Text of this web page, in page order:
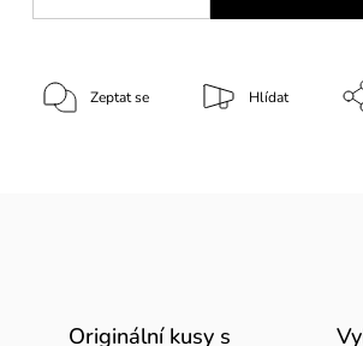
Zeptat se Hlídat
Originální kusy s